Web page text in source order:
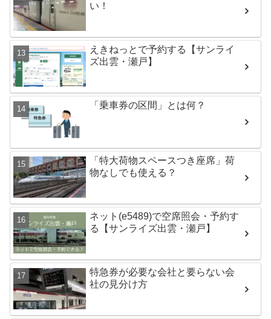
い！
えきねっとで予約する【サンライ
ズ出雲・瀬戸】
「乗車券の区間」とは何？
「特大荷物スペースつき座席」荷
物なしでも使える？
ネット(e5489)で空席照会・予約す
る【サンライズ出雲・瀬戸】
特急券が必要な会社と要らない会
社の見分け方